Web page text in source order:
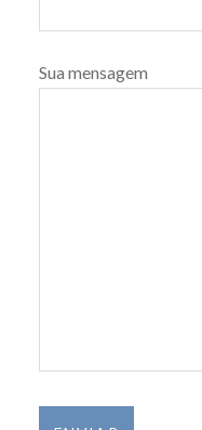
Sua mensagem